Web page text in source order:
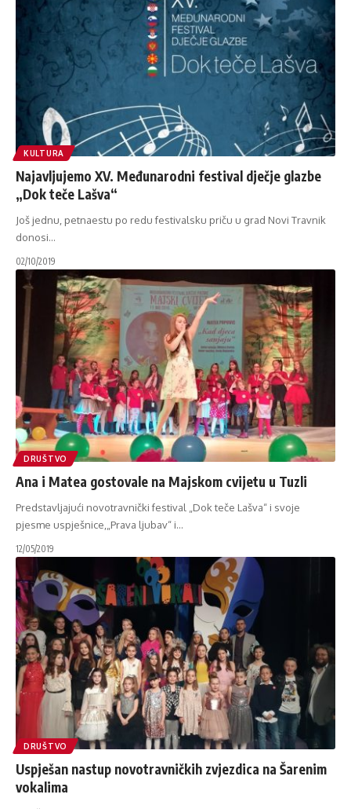
KULTURA
Najavljujemo XV. Međunarodni festival dječje glazbe
„Dok teče Lašva“
Još jednu, petnaestu po redu festivalsku priču u grad Novi Travnik
donosi…
02/10/2019
DRUŠTVO
Ana i Matea gostovale na Majskom cvijetu u Tuzli
Predstavljajući novotravnički festival „Dok teče Lašva“ i svoje
pjesme uspješnice,„Prava ljubav“ i…
12/05/2019
DRUŠTVO
Uspješan nastup novotravničkih zvjezdica na Šarenim
vokalima